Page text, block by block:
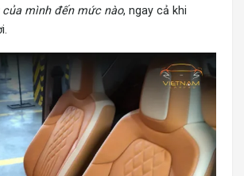
mình đến mức nào, ngay cả khi